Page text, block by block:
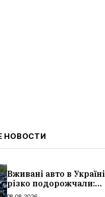
НОВОСТИ
Вживані авто в Україні
різко подорожчали:
причини, які машини